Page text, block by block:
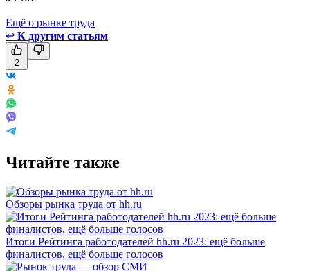
Ещё о рынке труда
↩ К другим статьям
2
Читайте также
Обзоры рынка труда от hh.ru
Итоги Рейтинга работодателей hh.ru 2023: ещё больше
финалистов, ещё больше голосов